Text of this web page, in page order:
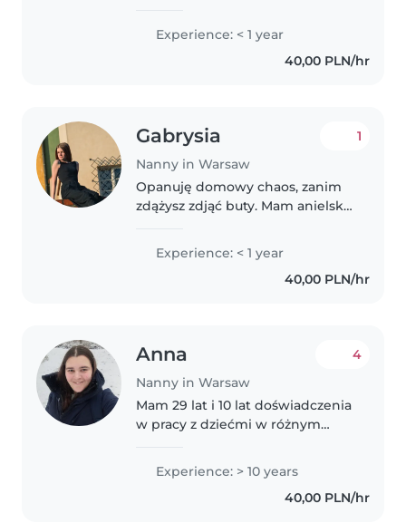
mną nie ma nudy zawsze coś
wymyślę
Experience: < 1 year
40,00 PLN/hr
Gabrysia
Nanny in Warsaw
1
Opanuję domowy chaos, zanim
zdążysz zdjąć buty. Mam anielską
„dlaczego?”, talent do chowania
warzyw w obiedzie i setki
pomysłów na zabawę bez
Experience: < 1 year
40,00 PLN/hr
Anna
Nanny in Warsaw
4
Mam 29 lat i 10 lat doświadczenia
w pracy z dziećmi w różnym
nastolatków. Jestem
odpowiedzialną, twórczą i
spokojną osobą, która uwielbia
Experience: > 10 years
40,00 PLN/hr